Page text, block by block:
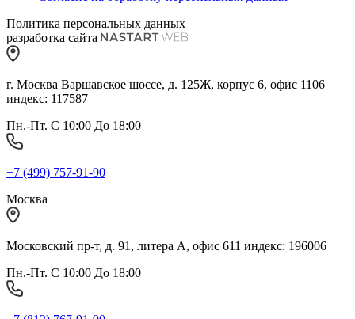
Политика персональных данных
разработка сайта
г. Москва Варшавское шоссе, д. 125Ж, корпус 6, офис 1106
индекс: 117587
Пн.-Пт. С 10:00 До 18:00
+7 (499) 757-91-90
Москва
Московский пр-т, д. 91, литера А, офис 611 индекс: 196006
Пн.-Пт. С 10:00 До 18:00